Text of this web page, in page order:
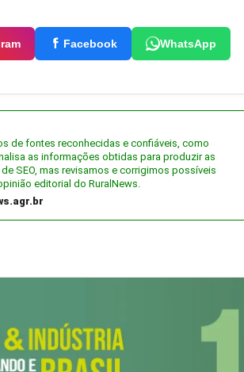
Facebook WhatsApp
de fontes reconhecidas e confiáveis, como
as informações obtidas para produzir as
SEO, mas revisamos e corrigimos possíveis
editorial do RuralNews.